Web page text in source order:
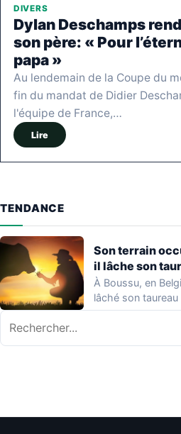
DIVERS
Dylan Deschamps
son père: « Pour
papa »
Au lendemain de la Coupe du
fin du mandat de Didier
l'équipe de France,…
Lire
TENDANCE
Son terrain
il lâche son
À Boussu, en
lâché son